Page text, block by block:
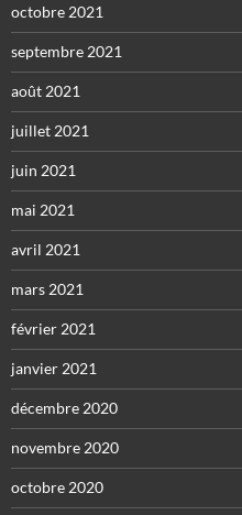
octobre 2021
septembre 2021
août 2021
juillet 2021
juin 2021
mai 2021
avril 2021
mars 2021
février 2021
janvier 2021
décembre 2020
novembre 2020
octobre 2020